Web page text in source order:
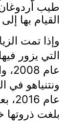
طيب
القيام بها
وإذا تمت
التي يزور
بلغت ذروتها